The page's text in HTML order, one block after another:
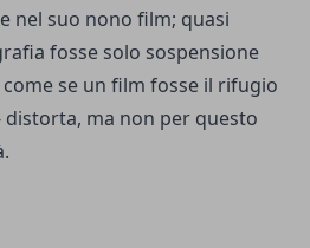
nel suo nono film; quasi
fosse solo sospensione
se un film fosse il rifugio
ma non per questo